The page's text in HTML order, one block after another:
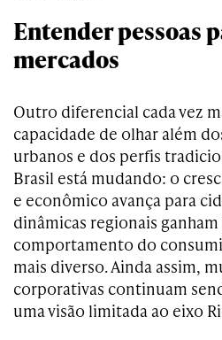
Entender pessoas
mercados
Outro diferencial cada vez
capacidade de olhar além
urbanos e dos perfis
Brasil está mudando: o
e econômico avança para
dinâmicas regionais
comportamento do
mais diverso. Ainda assim,
corporativas continuam
uma visão limitada ao eixo